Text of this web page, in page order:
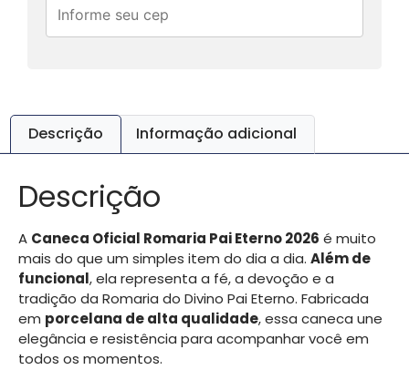
Descrição Informação adicional
Descrição
A Caneca Oficial Romaria Pai Eterno 2026 é muito
mais do que um simples item do dia a dia. Além de
funcional, ela representa a fé, a devoção e a
tradição da Romaria do Divino Pai Eterno. Fabricada
em porcelana de alta qualidade, essa caneca une
elegância e resistência para acompanhar você em
todos os momentos.